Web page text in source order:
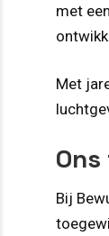
met
Met
Bij